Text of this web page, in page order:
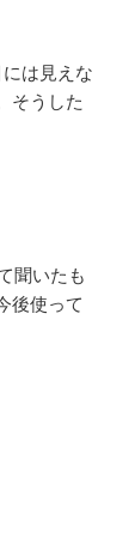
は見えな
そうした
聞いたも
後使って